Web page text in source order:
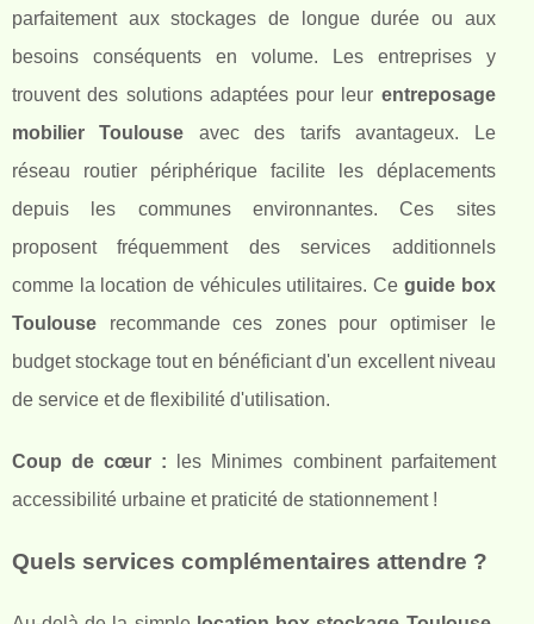
parfaitement aux stockages de longue durée ou aux
besoins conséquents en volume. Les entreprises y
trouvent des solutions adaptées pour leur entreposage
mobilier Toulouse avec des tarifs avantageux. Le
réseau routier périphérique facilite les déplacements
depuis les communes environnantes. Ces sites
proposent fréquemment des services additionnels
comme la location de véhicules utilitaires. Ce guide box
Toulouse recommande ces zones pour optimiser le
budget stockage tout en bénéficiant d'un excellent niveau
de service et de flexibilité d'utilisation.
Coup de cœur : les Minimes combinent parfaitement
accessibilité urbaine et praticité de stationnement !
Quels services complémentaires attendre ?